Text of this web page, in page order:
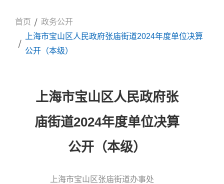
首页
政务公开
上海市宝山区人民政府张庙街道2024年度单位决算
公开（本级）
上海市宝山区人民政府张
庙街道2024年度单位决算
公开（本级）
上海市宝山区张庙街道办事处